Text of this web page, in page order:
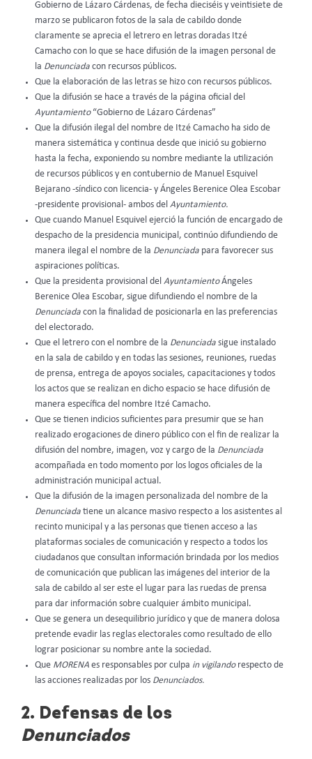
Gobierno de Lázaro Cárdenas, de fecha dieciséis y veintisiete de
marzo se publicaron fotos de la sala de cabildo donde
claramente se aprecia el letrero en letras doradas Itzé
Camacho con lo que se hace difusión de la imagen personal de
la Denunciada con recursos públicos.
Que la elaboración de las letras se hizo con recursos públicos.
Que la difusión se hace a través de la página oficial del
Ayuntamiento “Gobierno de Lázaro Cárdenas”
Que la difusión ilegal del nombre de Itzé Camacho ha sido de
manera sistemática y continua desde que inició su gobierno
hasta la fecha, exponiendo su nombre mediante la utilización
de recursos públicos y en contubernio de Manuel Esquivel
Bejarano -síndico con licencia- y Ángeles Berenice Olea Escobar
-presidente provisional- ambos del Ayuntamiento.
Que cuando Manuel Esquivel ejerció la función de encargado de
despacho de la presidencia municipal, continúo difundiendo de
manera ilegal el nombre de la Denunciada para favorecer sus
aspiraciones políticas.
Que la presidenta provisional del AyuntamientoÁngeles
Berenice Olea Escobar, sigue difundiendo el nombre de la
Denunciada con la finalidad de posicionarla en las preferencias
del electorado.
Que el letrero con el nombre de la Denunciada sigue instalado
en la sala de cabildo y en todas las sesiones, reuniones, ruedas
de prensa, entrega de apoyos sociales, capacitaciones y todos
los actos que se realizan en dicho espacio se hace difusión de
manera específica del nombre Itzé Camacho.
Que se tienen indicios suficientes para presumir que se han
realizado erogaciones de dinero público con el fin de realizar la
difusión del nombre, imagen, voz y cargo de la Denunciada
acompañada en todo momento por los logos oficiales de la
administración municipal actual.
Que la difusión de la imagen personalizada del nombre de la
Denunciada tiene un alcance masivo respecto a los asistentes al
recinto municipal y a las personas que tienen acceso a las
plataformas sociales de comunicación y respecto a todos los
ciudadanos que consultan información brindada por los medios
de comunicación que publican las imágenes del interior de la
sala de cabildo al ser este el lugar para las ruedas de prensa
para dar información sobre cualquier ámbito municipal.
Que se genera un desequilibrio jurídico y que de manera dolosa
pretende evadir las reglas electorales como resultado de ello
lograr posicionar su nombre ante la sociedad.
Que MORENA es responsables por culpa in vigilandorespecto de
las acciones realizadas por los Denunciados.
2. Defensas de los
Denunciados